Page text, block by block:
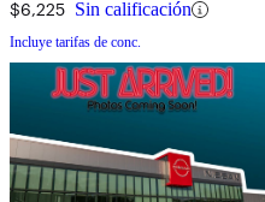
$6,225 Sin calificación
Incluye tarifas de conc.